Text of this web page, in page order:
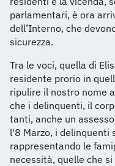
parlamentari, è ora
dell’Interno, che
sicurezza.
Tra le voci, quella di
residente prorio in
ripulire il nostro nome
che i delinquenti, il
tanti, anche un
l'8 Marzo, i delinquenti
rappresentando le
necessità, quelle che